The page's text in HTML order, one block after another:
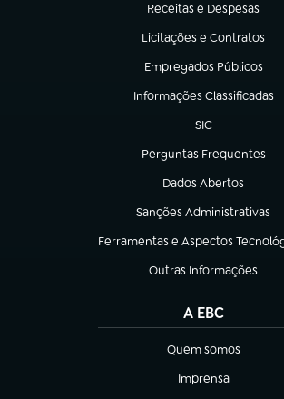
Receitas e Despesas
(abre em nova aba)
Licitações e Contratos
(abre em nova aba)
Empregados Públicos
(abre em nova aba)
Informações Classificadas
(abre em nova aba)
SIC
(abre em nova
Perguntas Frequentes
(abre em nova aba)
Dados Abertos
(abre em nova aba)
Sanções Administrativas
(abre em nova aba)
Ferramentas e Aspectos
(abre em nova aba)
Outras Informações
(abre em nova aba)
A EBC
Quem somos
(abre em nova aba)
Imprensa
(abre em nova aba)